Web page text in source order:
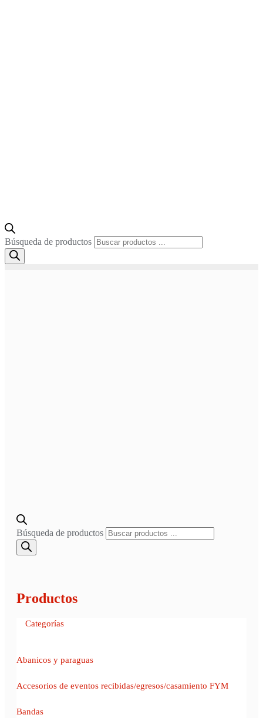
Búsqueda de productos
Búsqueda de productos
Productos
Categorías
Abanicos y paraguas
Accesorios de eventos recibidas/egresos/casamiento FYM
Bandas